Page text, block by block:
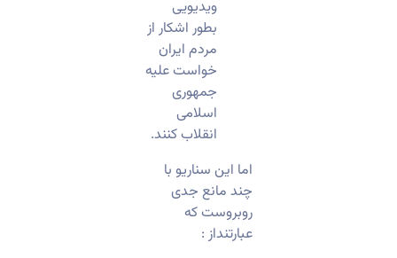
ویدیویی
بطور اشکار از
مردم ایران
خواست علیه
جمهوری
اسلامی
انقلاب کنند.
اما این سناریو با
چند مانع جدی
روبروست که
عبارتنداز :